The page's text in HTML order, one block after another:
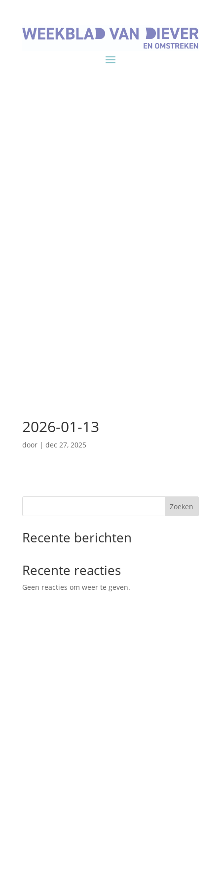
2026-01-13
door | dec 27, 2025
Zoeken
Recente berichten
Recente reacties
Geen reacties om weer te geven.